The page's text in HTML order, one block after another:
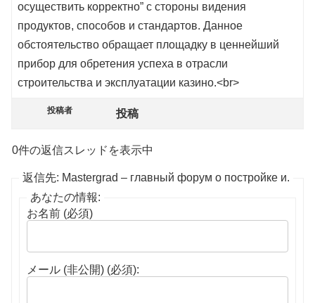
осуществить корректно” с стороны видения
продуктов, способов и стандартов. Данное
обстоятельство обращает площадку в ценнейший
прибор для обретения успеха в отрасли
строительства и эксплуатации казино.<br>
投稿者 投稿
0件の返信スレッドを表示中
返信先: Mastergrad – главный форум о постройке и.
あなたの情報:
お名前 (必須)
メール (非公開) (必須):